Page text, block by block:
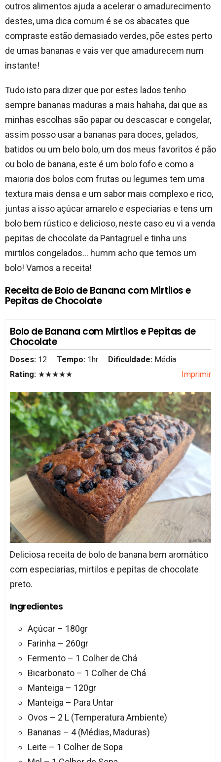
outros alimentos ajuda a acelerar o amadurecimento
destes, uma dica comum é se os abacates que
compraste estão demasiado verdes, põe estes perto
de umas bananas e vais ver que amadurecem num
instante!
Tudo isto para dizer que por estes lados tenho
sempre bananas maduras a mais hahaha, dai que as
minhas escolhas são papar ou descascar e congelar,
assim posso usar a bananas para doces, gelados,
batidos ou um belo bolo, um dos meus favoritos é pão
ou bolo de banana, este é um bolo fofo e como a
maioria dos bolos com frutas ou legumes tem uma
textura mais densa e um sabor mais complexo e rico,
juntas a isso açúcar amarelo e especiarias e tens um
bolo bem rústico e delicioso, neste caso eu vi a venda
pepitas de chocolate da Pantagruel e tinha uns
mirtilos congelados… humm acho que temos um
bolo! Vamos a receita!
Receita de Bolo de Banana com Mirtilos e
Pepitas de Chocolate
Bolo de Banana com Mirtilos e Pepitas de
Chocolate
Doses: 12 Tempo: 1hr Dificuldade: Média
Rating: ★★★★★ Imprimir
Deliciosa receita de bolo de banana bem aromático
com especiarias, mirtilos e pepitas de chocolate
preto.
Ingredientes
Açúcar – 180gr
Farinha – 260gr
Fermento – 1 Colher de Chá
Bicarbonato – 1 Colher de Chá
Manteiga – 120gr
Manteiga – Para Untar
Ovos – 2 L (Temperatura Ambiente)
Bananas – 4 (Médias, Maduras)
Leite – 1 Colher de Sopa